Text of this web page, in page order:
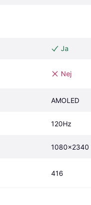
Ja
Nej
AMOLED
120Hz
1080x2340
416